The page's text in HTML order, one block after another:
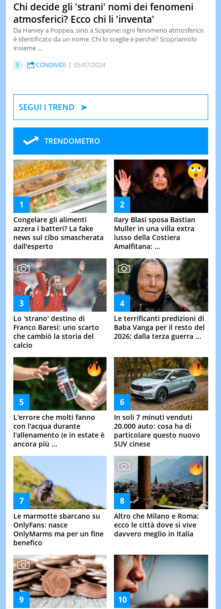
Chi decide gli 'strani' nomi dei fenomeni
atmosferici? Ecco chi li 'inventa'
Da Harvey a Poppea, sino a Scipione: ogni fenomeno atmosferico
è identificato da un nome. Chi lo sceglie e perché? Scopriamolo
insieme ...
5 CONDIVIDI 05/07/2024
SEGUI I TREND
TRENDOMETRO
Congelare gli alimenti
azzera i batteri? La fake
news sul cibo smascherata
dall'esperto
Ilary Blasi sposa Bastian
Muller in una villa extra
lusso della Costiera
Amalfitana: ...
Lo 'strano' destino di
Franco Baresi: uno scarto
che cambiò la storia del
calcio
Le terrificanti predizioni di
Baba Vanga per il resto del
2026: dalla terza guerra ...
L'errore che molti fanno
con l'acqua durante
l'allenamento (e in estate è
ancora più ...
In soli 7 minuti venduti
20.000 auto: cosa ha di
particolare questo nuovo
SUV cinese
Le marmotte sbarcano su
OnlyFans: nasce
OnlyMarms ma per un fine
benefico
Altro che Milano e Roma:
ecco le città dove si vive
davvero meglio in Italia